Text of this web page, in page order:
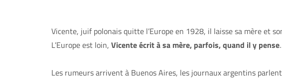
Vicente, juif polonais quitte l’Europe en 1928, il laisse sa mère et
L’Europe est loin, Vicente écrit à sa mère, parfois, quand il y pense
Les rumeurs arrivent à Buenos Aires, les journaux argentins